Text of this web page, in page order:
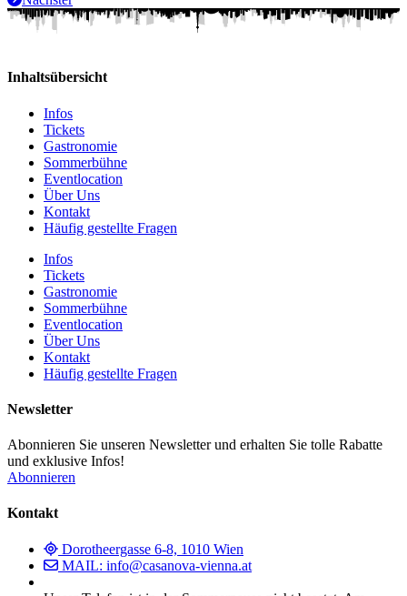
Inhaltsübersicht
Infos
Tickets
Gastronomie
Sommerbühne
Eventlocation
Über Uns
Kontakt
Häufig gestellte Fragen
Infos
Tickets
Gastronomie
Sommerbühne
Eventlocation
Über Uns
Kontakt
Häufig gestellte Fragen
Newsletter
Abonnieren Sie unseren Newsletter und erhalten Sie tolle Rabatte
und exklusive Infos!
Abonnieren
Kontakt
Dorotheergasse 6-8, 1010 Wien
MAIL: info@casanova-vienna.at